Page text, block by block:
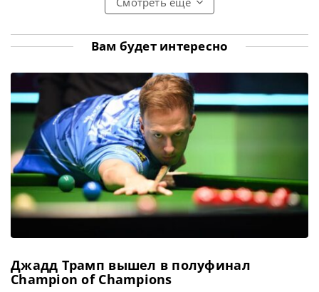
размышления он
недавнем выпуске
подкаста Snooker
Club, касаясь
турнира Shanghai
Masters. По
metrouk Иан Бернс
постельном режиме
и был вынужден
отказаться от
ключевых турниров
после того, как
получил травму
спины во время
посещения
аттракциона.
Спортсмен,
занимающий 74-е
место в мировом
рейтинге,
продемонстрировал
многообещающие
Вам будет интересно
Джадд Трамп вышел в полуфинал
Champion of Champions